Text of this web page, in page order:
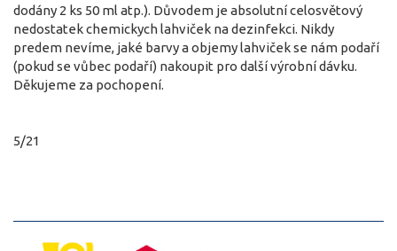
dodány 2 ks 50 ml atp.). Důvodem je absolutní celosvětový
nedostatek chemickych lahviček na dezinfekci. Nikdy
predem nevíme, jaké barvy a objemy lahviček se nám podaří
(pokud se vůbec podaří) nakoupit pro další výrobní dávku.
Děkujeme za pochopení.
5/21